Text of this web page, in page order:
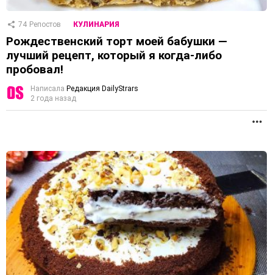
74 Репостов КУЛИНАРИЯ
Рождественский торт моей бабушки —
лучший рецепт, который я когда-либо
пробовал!
Написала Редакция DailyStrars
2 года назад